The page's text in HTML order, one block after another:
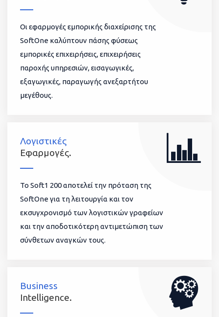
Οι εφαρμογές εμπορικής διαχείρισης της
SoftOne καλύπτουν πάσης φύσεως
εμπορικές επιχειρήσεις, επιχειρήσεις
παροχής υπηρεσιών, εισαγωγικές,
εξαγωγικές, παραγωγής ανεξαρτήτου
μεγέθους.
Λογιστικές
Εφαρμογές.
To Soft1 200 αποτελεί την πρόταση της
SoftOne για τη λειτουργία και τον
εκσυγχρονισμό των λογιστικών γραφείων
και την αποδοτικότερη αντιμετώπιση των
σύνθετων αναγκών τους.
Business
Intelligence.